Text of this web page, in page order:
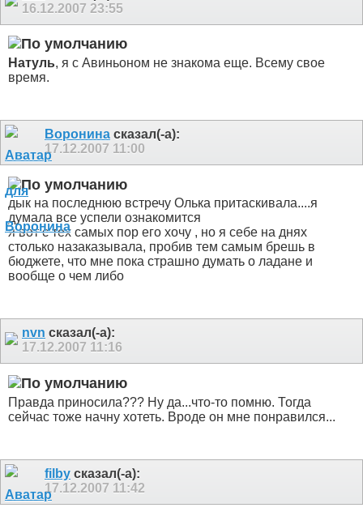
16.12.2007 23:55
Натуль, я с Авиньоном не знакома еще. Всему свое
время.
Воронина сказал(-а):
17.12.2007 11:00
дык на последнюю встречу Олька притаскивала....я
думала все успели ознакомится
я вот с тех самых пор его хочу , но я себе на днях
столько назаказывала, пробив тем самым брешь в
бюджете, что мне пока страшно думать о ладане и
вообще о чем либо
nvn сказал(-а):
17.12.2007 11:16
Правда приносила??? Ну да...что-то помню. Тогда
сейчас тоже начну хотеть. Вроде он мне понравился...
filby сказал(-а):
17.12.2007 11:42